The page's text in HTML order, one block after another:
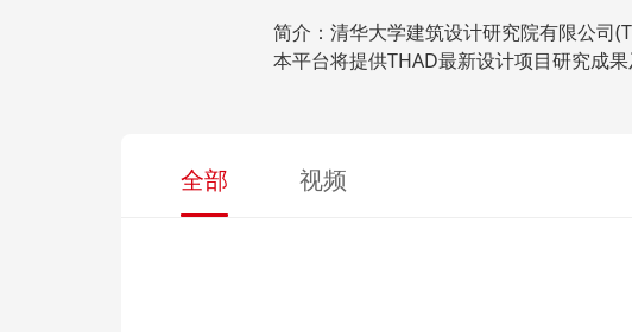
简介：清华大学建筑设计研究院有限公司
本平台将提供THAD最新设计项目研究成
全部 视频